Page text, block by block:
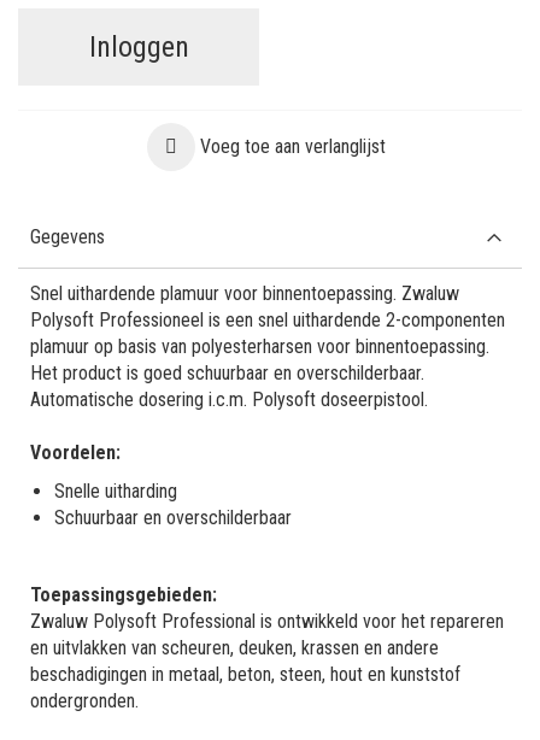
Inloggen
Voeg toe aan verlanglijst
Gegevens
Snel uithardende plamuur voor binnentoepassing. Zwaluw
Polysoft Professioneel is een snel uithardende 2-componenten
plamuur op basis van polyesterharsen voor binnentoepassing.
Het product is goed schuurbaar en overschilderbaar.
Automatische dosering i.c.m. Polysoft doseerpistool.
Voordelen:
Snelle uitharding
Schuurbaar en overschilderbaar
Toepassingsgebieden:
Zwaluw Polysoft Professional is ontwikkeld voor het repareren
en uitvlakken van scheuren, deuken, krassen en andere
beschadigingen in metaal, beton, steen, hout en kunststof
ondergronden.